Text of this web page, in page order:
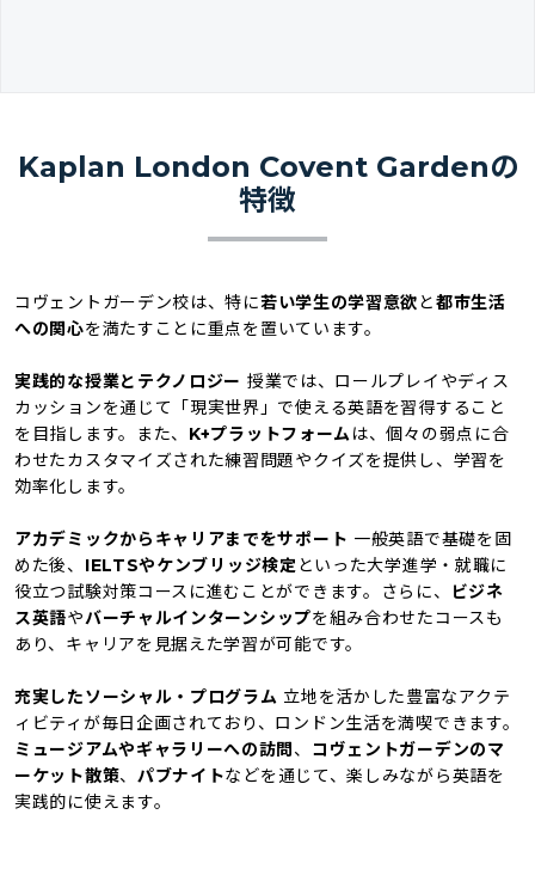
Kaplan London Covent Gardenの
特徴
コヴェントガーデン校は、特に若い学生の学習意欲と都市生活
への関心を満たすことに重点を置いています。
実践的な授業とテクノロジー 授業では、ロールプレイやディス
カッションを通じて「現実世界」で使える英語を習得すること
を目指します。また、 K+プラットフォームは、個々の弱点に合
わせたカスタマイズされた練習問題やクイズを提供し、学習を
効率化します。
アカデミックからキャリアまでをサポート 一般英語で基礎を固
めた後、 IELTSやケンブリッジ検定といった大学進学・就職に
役立つ試験対策コースに進むことができます。さらに、
ビジネ
ス英語やバーチャルインターンシップを組み合わせたコースも
あり、キャリアを見据えた学習が可能です。
充実したソーシャル・プログラム 立地を活かした豊富なアクテ
ィビティが毎日企画されており、ロンドン生活を満喫できます。
ミュージアムやギャラリーへの訪問、 コヴェントガーデンのマ
ーケット散策、 パブナイトなどを通じて、楽しみながら英語を
実践的に使えます。